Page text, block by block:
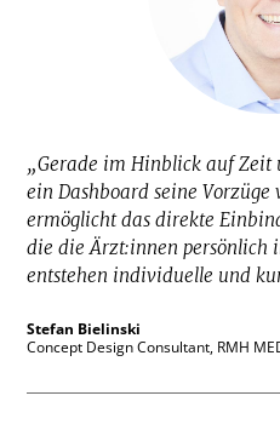
„Gerade im Hinblick auf
ein Dashboard seine Vorzüge
ermöglicht das direkte
die die Ärzt:innen persönlich
entstehen individuelle und
Stefan Bielinski
Concept Design Consultant, RMH